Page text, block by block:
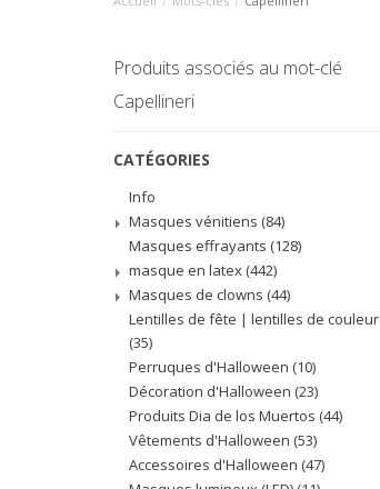
Produits associés au mot-clé
Capellineri
CATÉGORIES
Info
Masques vénitiens (84)
Masques effrayants (128)
masque en latex (442)
Masques de clowns (44)
Lentilles de fête | lentilles de couleur
(35)
Perruques d'Halloween (10)
Décoration d'Halloween (23)
Produits Dia de los Muertos (44)
Vêtements d'Halloween (53)
Accessoires d'Halloween (47)